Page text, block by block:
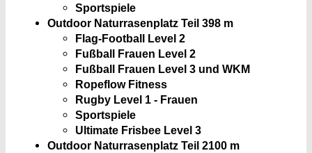
Sportspiele
Outdoor Naturrasenplatz Teil 398 m
Flag-Football Level 2
Fußball Frauen Level 2
Fußball Frauen Level 3 und WKM
Ropeflow Fitness
Rugby Level 1 - Frauen
Sportspiele
Ultimate Frisbee Level 3
Outdoor Naturrasenplatz Teil 2100 m